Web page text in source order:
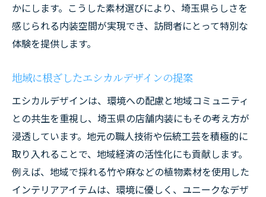
かにします。こうした素材選びにより、埼玉県らしさを
感じられる内装空間が実現でき、訪問者にとって特別な
体験を提供します。
地域に根ざしたエシカルデザインの提案
エシカルデザインは、環境への配慮と地域コミュニティ
との共生を重視し、埼玉県の店舗内装にもその考え方が
浸透しています。地元の職人技術や伝統工芸を積極的に
取り入れることで、地域経済の活性化にも貢献します。
例えば、地域で採れる竹や麻などの植物素材を使用した
インテリアアイテムは、環境に優しく、ユニークなデザ